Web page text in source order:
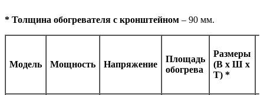
* Толщина обогревателя с кронштейном – 90 мм.
Модель Мощность Напряжение
Площадь
обогрева
Размеры
(В х Ш х
Т) *